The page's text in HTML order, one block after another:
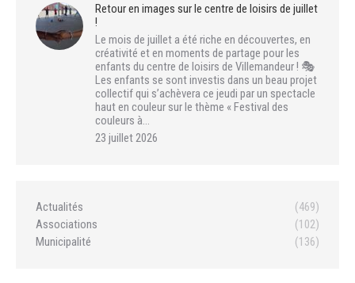
Retour en images sur le centre de loisirs de juillet
!
Le mois de juillet a été riche en découvertes, en
créativité et en moments de partage pour les
enfants du centre de loisirs de Villemandeur ! 🎭
Les enfants se sont investis dans un beau projet
collectif qui s’achèvera ce jeudi par un spectacle
haut en couleur sur le thème « Festival des
couleurs à…
23 juillet 2026
Actualités
(469)
Associations
(102)
Municipalité
(136)